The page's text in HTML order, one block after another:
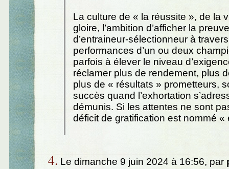
La culture de « la réussite », de la
gloire, l’ambition d’afficher la
d’entraineur-sélectionneur à
performances d’un ou deux
parfois à élever le niveau
réclamer plus de rendement, plus
plus de « résultats » prometteurs,
succès quand l’exhortation
démunis. Si les attentes ne sont
déficit de gratification est nommé «
4. Le dimanche 9 juin 2024 à 16:56, par